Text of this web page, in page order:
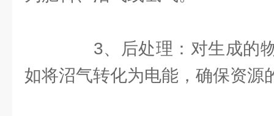
3、后处理：对生成的物
如将沼气转化为电能，确保资源